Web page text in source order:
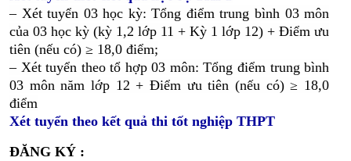
– Xét tuyển 03 học kỳ: Tổng điểm trung bình 03 môn
của 03 học kỳ (kỳ 1,2 lớp 11 + Kỳ 1 lớp 12) + Điểm ưu
tiên (nếu có) ≥ 18,0 điểm;
– Xét tuyển theo tổ hợp 03 môn: Tổng điểm trung bình
03 môn năm lớp 12 + Điểm ưu tiên (nếu có) ≥ 18,0
điểm
Xét tuyển theo kết quả thi tốt nghiệp THPT
ĐĂNG KÝ :